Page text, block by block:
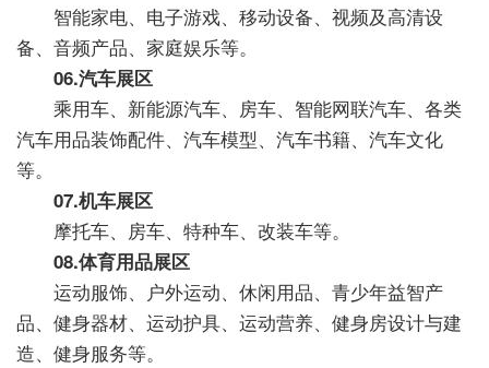
智能家电、电子游戏、移动设备、视频及高清设
备、音频产品、家庭娱乐等。
06.汽车展区
乘用车、新能源汽车、房车、智能网联汽车、各类
汽车用品装饰配件、汽车模型、汽车书籍、汽车文化
等。
07.机车展区
摩托车、房车、特种车、改装车等。
08.体育用品展区
运动服饰、户外运动、休闲用品、青少年益智产
品、健身器材、运动护具、运动营养、健身房设计与建
造、健身服务等。